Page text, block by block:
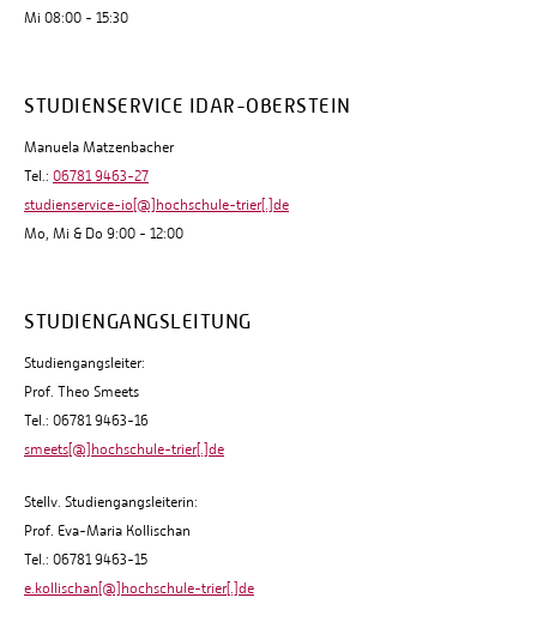
Mi 08:00 - 15:30
STUDIENSERVICE IDAR-OBERSTEIN
Manuela Matzenbacher
Tel.: 06781 9463-27
studienservice-io[@]hochschule-trier[.]de
Mo, Mi & Do 9:00 - 12:00
STUDIENGANGSLEITUNG
Studiengangsleiter:
Prof. Theo Smeets
Tel.: 06781 9463-16
smeets[@]hochschule-trier[.]de
Stellv. Studiengangsleiterin:
Prof. Eva-Maria Kollischan
Tel.: 06781 9463-15
e.kollischan[@]hochschule-trier[.]de